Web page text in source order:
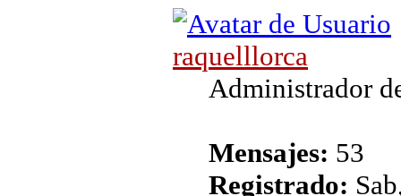
raquelllorca
Administrador
Mensajes: 53
Registrado: